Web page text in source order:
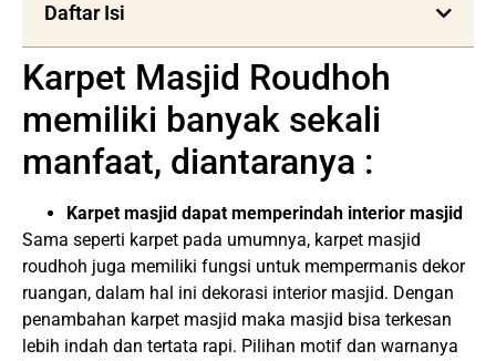
Daftar Isi
Karpet Masjid Roudhoh
memiliki banyak sekali
manfaat, diantaranya :
Karpet masjid dapat memperindah interior masjid
Sama seperti karpet pada umumnya, karpet masjid
roudhoh juga memiliki fungsi untuk mempermanis dekor
ruangan, dalam hal ini dekorasi interior masjid. Dengan
penambahan karpet masjid maka masjid bisa terkesan
lebih indah dan tertata rapi. Pilihan motif dan warnanya